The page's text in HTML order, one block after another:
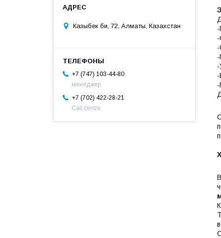
-
Казыбек би, 72, Алматы, Казахстан
+7 (747) 103-44-80
менеджер
+7 (702) 422-28-21
Call centre